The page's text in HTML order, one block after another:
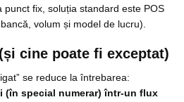
punct fix, soluția standard este POS
volum și model de lucru).
cine poate fi exceptat)
se reduce la întrebarea:
(în special numerar) într-un flux